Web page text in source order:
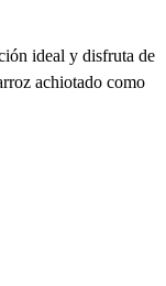
ideal y disfruta de
achiotado como